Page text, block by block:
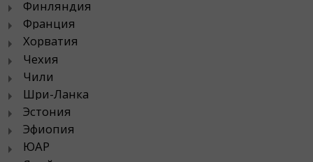
Финляндия
Франция
Хорватия
Чехия
Чили
Шри-Ланка
Эстония
Эфиопия
ЮАР